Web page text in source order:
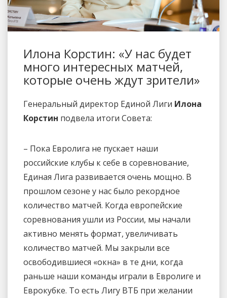
Илона Корстин: «У нас будет
много интересных матчей,
которые очень ждут зрители»
Генеральный директор Единой Лиги Илона
Корстин подвела итоги Совета:
– Пока Евролига не пускает наши
российские клубы к себе в соревнование,
Единая Лига развивается очень мощно. В
прошлом сезоне у нас было рекордное
количество матчей. Когда европейские
соревнования ушли из России, мы начали
активно менять формат, увеличивать
количество матчей. Мы закрыли все
освободившиеся «окна» в те дни, когда
раньше наши команды играли в Евролиге и
Еврокубке. То есть Лигу ВТБ при желании